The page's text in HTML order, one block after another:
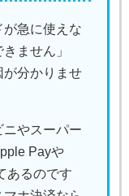
急に使えな
ません」
が分かりませ
やスーパー
Payや
あるのです